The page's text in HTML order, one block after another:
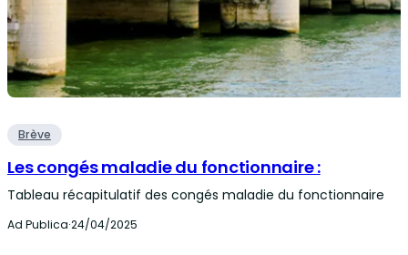
Brève
Les congés maladie du fonctionnaire :
Tableau récapitulatif des congés maladie du fonctionnaire
Ad Publica·24/04/2025